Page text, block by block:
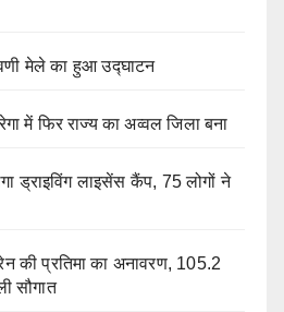
मेले का हुआ उद्घाटन
में फिर राज्य का अव्वल जिला बना
ड्राइविंग लाइसेंस कैंप, 75 लोगों ने
की प्रतिमा का अनावरण, 105.2
सौगात